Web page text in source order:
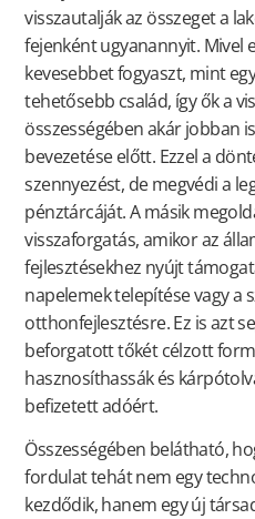
visszautalják az összeget a
fejenként ugyanannyit. Mivel
kevesebbet fogyaszt, mint
tehetősebb család, így ők a
összességében akár jobban
bevezetése előtt. Ezzel a
szennyezést, de megvédi a
pénztárcáját. A másik
visszaforgatás, amikor az
fejlesztésekhez nyújt
napelemek telepítése vagy a
otthonfejlesztésre. Ez is azt
beforgatott tőkét célzott
hasznosíthassák és
befizetett adóért.
Összességében belátható,
fordulat tehát nem egy
kezdődik, hanem egy új